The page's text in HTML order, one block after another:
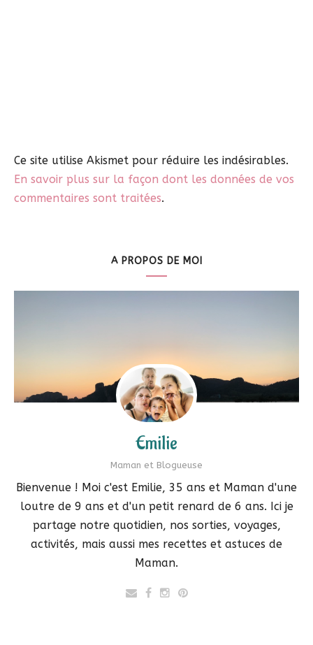
Ce site utilise Akismet pour réduire les indésirables.
En savoir plus sur la façon dont les données de vos
commentaires sont traitées.
A PROPOS DE MOI
Emilie
Maman et Blogueuse
Bienvenue ! Moi c'est Emilie, 35 ans et Maman d'une
loutre de 9 ans et d'un petit renard de 6 ans. Ici je
partage notre quotidien, nos sorties, voyages,
activités, mais aussi mes recettes et astuces de
Maman.